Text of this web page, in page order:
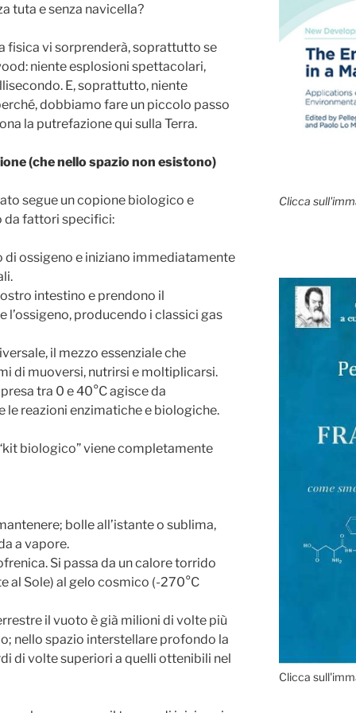
tuta e senza navicella?
fisica vi sorprenderà, soprattutto se
niente esplosioni spettacolari,
E, soprattutto, niente
dobbiamo fare un piccolo passo
la putrefazione qui sulla Terra.
(che nello spazio non esistono)
segue un copione biologico e
da fattori specifici:
di ossigeno e iniziano immediatamente
intestino e prendono il
producendo i classici gas
il mezzo essenziale che
di muoversi, nutrirsi e moltiplicarsi.
tra 0 e 40°C agisce da
reazioni enzimatiche e biologiche.
biologico” viene completamente
bolle all’istante o sublima,
a vapore.
Si passa da un calore torrido
al Sole) al gelo cosmico (-270°C
il vuoto è già milioni di volte più
nello spazio interstellare profondo la
di volte superiori a quelli ottenibili nel
Clicca
Clicca